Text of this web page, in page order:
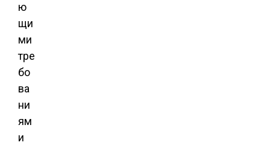
ю
щи
ми
тре
бо
ва
ни
ям
и